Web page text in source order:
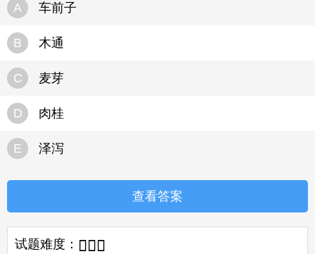
A 车前子
B 木通
C 麦芽
D 肉桂
E 泽泻
查看答案
试题难度：   